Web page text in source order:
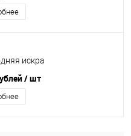
искра
/ шт